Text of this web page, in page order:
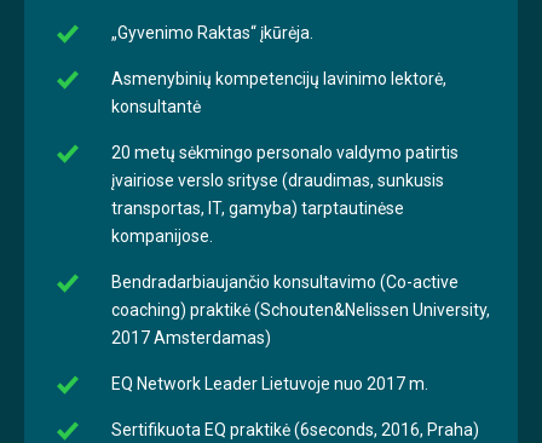
„Gyvenimo Raktas“ įkūrėja.
Asmenybinių kompetencijų lavinimo lektorė,
konsultantė
20 metų sėkmingo personalo valdymo patirtis
įvairiose verslo srityse (draudimas, sunkusis
transportas, IT, gamyba) tarptautinėse
kompanijose.
Bendradarbiaujančio konsultavimo (Co-active
coaching) praktikė (Schouten&Nelissen University,
2017 Amsterdamas)
EQ Network Leader Lietuvoje nuo 2017 m.
Sertifikuota EQ praktikė (6seconds, 2016, Praha)